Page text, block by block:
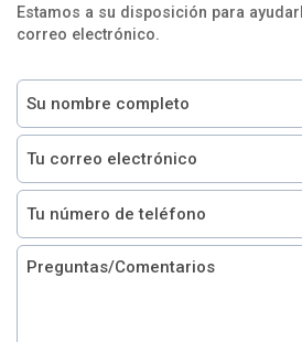
Estamos a su disposición para
correo electrónico.